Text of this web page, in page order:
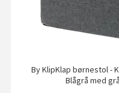
By KlipKlap børnestol -
Blågrå med